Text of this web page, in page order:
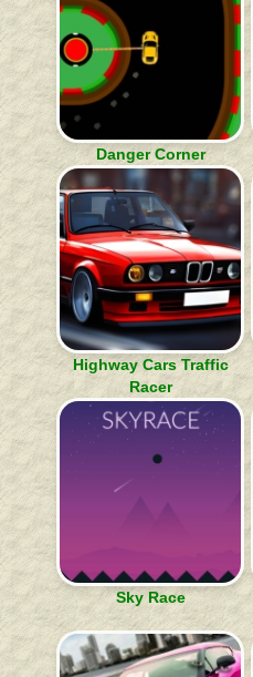
Danger Corner
Highway Cars Traffic
Racer
Sky Race